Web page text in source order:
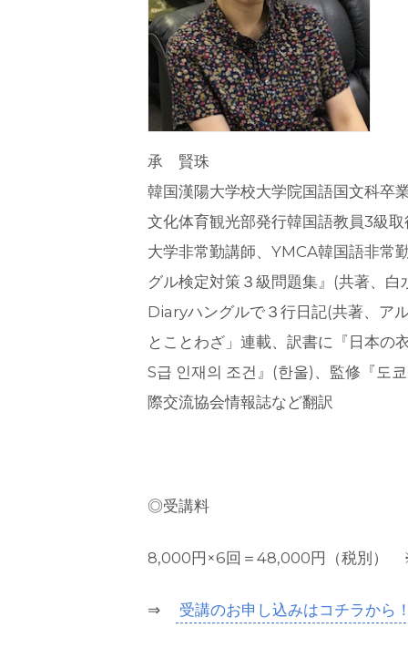
承 賢珠
韓国漢陽大学校大学院国語国文科卒
文化体育観光部発行韓国語教員3級
大学非常勤講師、YMCA韓国語非常
グル検定対策３級問題集』(共著、
Diaryハングルで３行日記(共著、ア
とことわざ」連載、訳書に『日本の
S급 인재의 조건』(한울)、監修『도
際交流協会情報誌など翻訳
◎受講料
8,000円×6回＝48,000円（税別）
⇒ 受講のお申し込みはコチラから